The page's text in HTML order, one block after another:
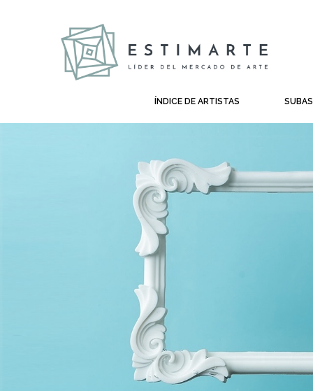
ÍNDICE DE ARTISTAS